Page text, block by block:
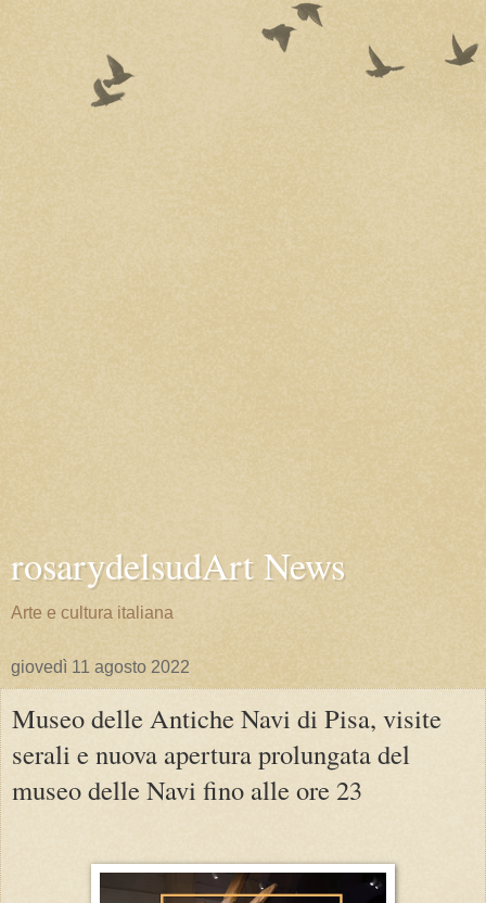
rosarydelsudArt News
Arte e cultura italiana
giovedì 11 agosto 2022
Museo delle Antiche Navi di Pisa, visite
serali e nuova apertura prolungata del
museo delle Navi fino alle ore 23